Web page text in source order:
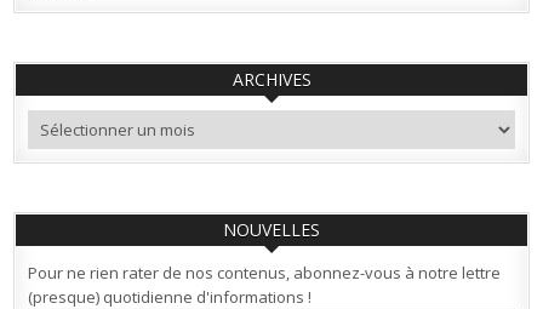
ARCHIVES
Archives
NOUVELLES
Pour ne rien rater de nos contenus, abonnez-vous à notre lettre
(presque) quotidienne d'informations !